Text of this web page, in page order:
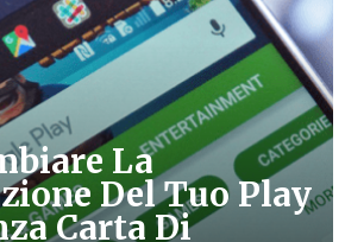
La
Del Tuo Play
Carta Di